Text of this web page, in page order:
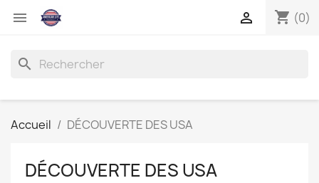
 shopping_cart (0)

search
Accueil DÉCOUVERTE DES USA
DÉCOUVERTE DES USA